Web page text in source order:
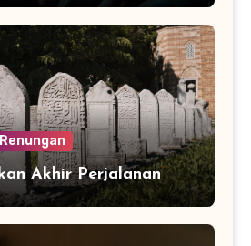
Renungan
Akhir Perjalanan